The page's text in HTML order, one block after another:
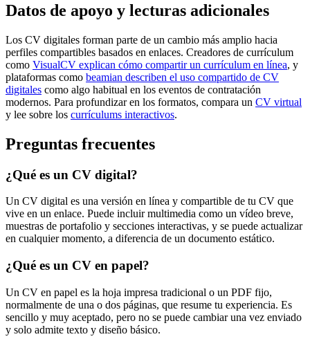
Datos de apoyo y lecturas adicionales
Los CV digitales forman parte de un cambio más amplio hacia
perfiles compartibles basados en enlaces. Creadores de currículum
como VisualCV explican cómo compartir un currículum en línea, y
plataformas como beamian describen el uso compartido de CV
digitales como algo habitual en los eventos de contratación
modernos. Para profundizar en los formatos, compara un CV virtual
y lee sobre los currículums interactivos.
Preguntas frecuentes
¿Qué es un CV digital?
Un CV digital es una versión en línea y compartible de tu CV que
vive en un enlace. Puede incluir multimedia como un vídeo breve,
muestras de portafolio y secciones interactivas, y se puede actualizar
en cualquier momento, a diferencia de un documento estático.
¿Qué es un CV en papel?
Un CV en papel es la hoja impresa tradicional o un PDF fijo,
normalmente de una o dos páginas, que resume tu experiencia. Es
sencillo y muy aceptado, pero no se puede cambiar una vez enviado
y solo admite texto y diseño básico.